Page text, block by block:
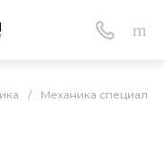
/ Механика